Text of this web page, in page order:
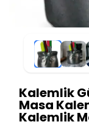
Kalemlik
Masa
Kalemlik